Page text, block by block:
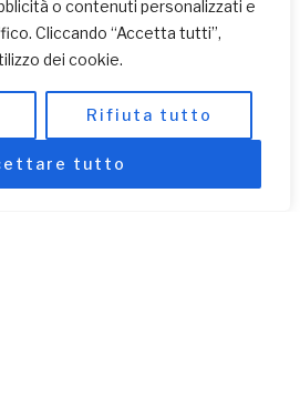
o contenuti personalizzati e
Cliccando “Accetta tutti”,
dei cookie.
Rifiuta tutto
tutto